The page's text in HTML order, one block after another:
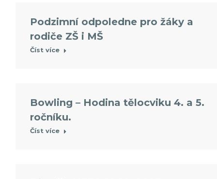
Podzimní odpoledne pro žáky a
rodiče ZŠ i MŠ
Číst více
Bowling – Hodina tělocviku 4. a 5.
ročníku.
Číst více